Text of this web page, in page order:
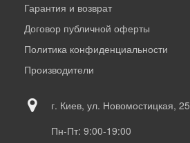
Гарантия и возврат
Договор публичной оферты
Политика конфиденциальности
Производители
г. Киев, ул. Новомостицкая, 25
Пн-Пт: 9:00-19:00